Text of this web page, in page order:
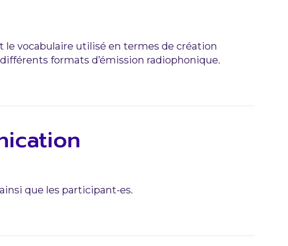
le vocabulaire utilisé en termes de création
formats d’émission radiophonique.
que les participant-es.